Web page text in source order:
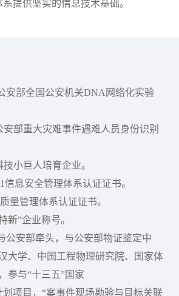
坚实的信息技术基础。
安部全国公安机关DNA网络化实验
重大灾难事件遇难人员身份识别
巨人培育企业。
安全管理体系认证证书。
管理体系认证证书。
”企业称号。
公安部牵头，与公安部物证鉴定中
大学、中国工程物理研究院、国家体
参与“十三五”国家
，“案事件现场勘验与目标关联